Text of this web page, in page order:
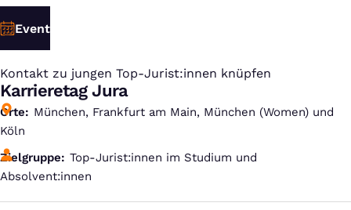
Event
Kontakt zu jungen Top-Jurist:innen knüpfen
:
Karrieretag Jura
Orte
München, Frankfurt am Main, München (Women) und
Köln
Zielgruppe
Top-Jurist:innen im Studium und
Absolvent:innen